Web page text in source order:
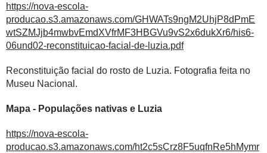
https://nova-escola-
producao.s3.amazonaws.com/GHWATs9ngM2UhjP8dPmE
wtSZMJjb4mwbvEmdXVfrMF3HBGVu9vS2x6dukXr6/his6-
06und02-reconstituicao-facial-de-luzia.pdf
Reconstituição facial do rosto de Luzia. Fotografia feita no
Museu Nacional.
Mapa - Populações nativas e Luzia
https://nova-escola-
producao.s3.amazonaws.com/ht2c5sCrz8F5uqfnRe5hMymr